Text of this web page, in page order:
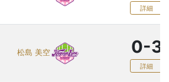
詳細
松島 美空 0-3
詳細